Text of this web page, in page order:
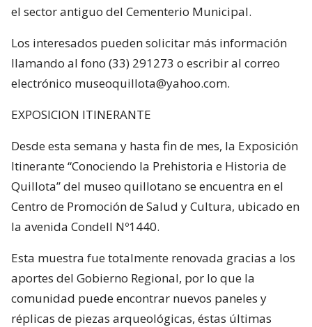
el sector antiguo del Cementerio Municipal.
Los interesados pueden solicitar más información
llamando al fono (33) 291273 o escribir al correo
electrónico museoquillota@yahoo.com.
EXPOSICION ITINERANTE
Desde esta semana y hasta fin de mes, la Exposición
Itinerante “Conociendo la Prehistoria e Historia de
Quillota” del museo quillotano se encuentra en el
Centro de Promoción de Salud y Cultura, ubicado en
la avenida Condell Nº1440.
Esta muestra fue totalmente renovada gracias a los
aportes del Gobierno Regional, por lo que la
comunidad puede encontrar nuevos paneles y
réplicas de piezas arqueológicas, éstas últimas